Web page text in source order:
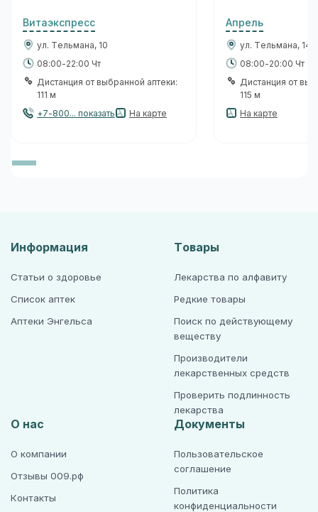
Витаэкспресс
ул. Тельмана, 10
08:00-22:00 Чт
Дистанция от выбранной аптеки:
111 м
+7-800... показать
На карте
Апрель
ул. Тельмана, 14
08:00-20:00 Чт
Дистанция от
115 м
На карте
Информация
Статьи о здоровье
Список аптек
Аптеки Энгельса
Товары
Лекарства по алфавиту
Редкие товары
Поиск по действующему
веществу
Производители
лекарственных средств
Проверить подлинность
лекарства
О нас
О компании
Отзывы 009.рф
Контакты
Документы
Пользовательское
соглашение
Политика
конфиденциальности